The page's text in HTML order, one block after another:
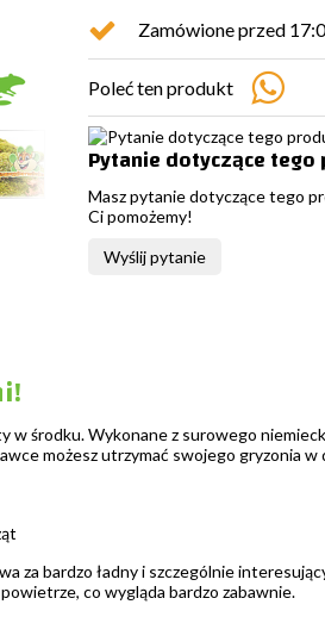
Zamówione przed
Poleć ten produkt
Pytanie dotyczące tego
Masz pytanie dotyczące tego
Ci pomożemy!
Wyślij pytanie
środku. Wykonane z surowego
możesz utrzymać swojego gryzonia
za bardzo ładny i szczególnie
co wygląda bardzo zabawnie.